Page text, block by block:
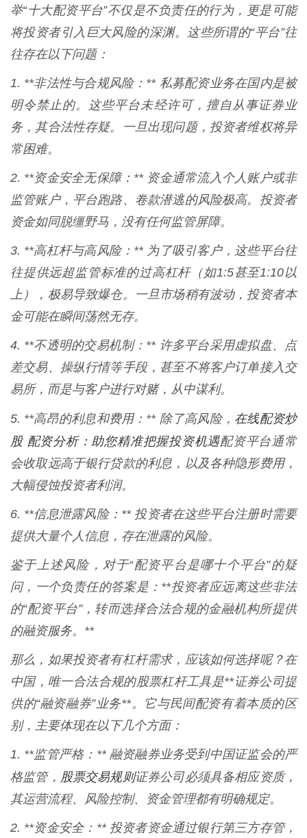
举“十大配资平台”不仅是不负责任的行为，更是可能
将投资者引入巨大风险的深渊。这些所谓的“平台”往
往存在以下问题：
1. **非法性与合规风险：** 私募配资业务在国内是被
明令禁止的。这些平台未经许可，擅自从事证券业
务，其合法性存疑。一旦出现问题，投资者维权将异
常困难。
2. **资金安全无保障：** 资金通常流入个人账户或非
监管账户，平台跑路、卷款潜逃的风险极高。投资者
资金如同脱缰野马，没有任何监管屏障。
3. **高杠杆与高风险：** 为了吸引客户，这些平台往
往提供远超监管标准的过高杠杆（如1:5甚至1:10以
上），极易导致爆仓。一旦市场稍有波动，投资者本
金可能在瞬间荡然无存。
4. **不透明的交易机制：** 许多平台采用虚拟盘、点
差交易、操纵行情等手段，甚至不将客户订单接入交
易所，而是与客户进行对赌，从中谋利。
5. **高昂的利息和费用：** 除了高风险， 在线配资炒
股 配资分析：助您精准把握投资机遇配资平台通常
会收取远高于银行贷款的利息，以及各种隐形费用，
大幅侵蚀投资者利润。
6. **信息泄露风险：** 投资者在这些平台注册时需要
提供大量个人信息，存在泄露的风险。
鉴于上述风险，对于“配资平台是哪十个平台”的疑
问，一个负责任的答案是：**投资者应远离这些非法
的“配资平台”，转而选择合法合规的金融机构所提供
的融资服务。**
那么，如果投资者有杠杆需求，应该如何选择呢？在
中国，唯一合法合规的股票杠杆工具是**证券公司提
供的“融资融券”业务**。它与民间配资有着本质的区
别，主要体现在以下几个方面：
1. **监管严格：** 融资融券业务受到中国证监会的严
格监管， 股票交易规则证券公司必须具备相应资质，
其运营流程、风险控制、资金管理都有明确规定。
2. **资金安全：** 投资者资金通过银行第三方存管，